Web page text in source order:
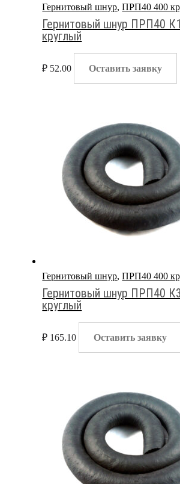
Гернитовый шнур,ПРП40 400
Гернитовый шнур ПРП40
круглый
₽ 52.00 Оставить заявку
Гернитовый шнур,ПРП40 400
Гернитовый шнур ПРП40
круглый
₽ 165.10 Оставить заявку